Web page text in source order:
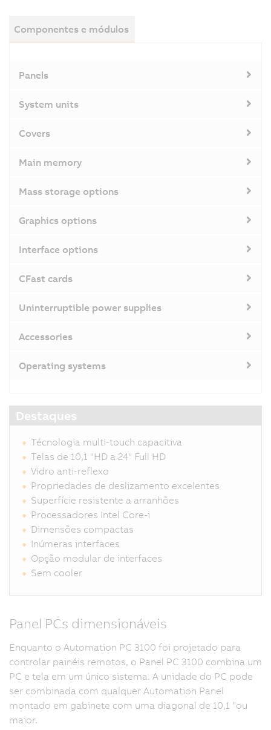
Componentes e módulos
Panels
System units
Covers
Main memory
Mass storage options
Graphics options
Interface options
CFast cards
Uninterruptible power supplies
Accessories
Operating systems
Destaques
Técnologia multi-touch capacitiva
Telas de 10,1 "HD a 24" Full HD
Vidro anti-reflexo
Propriedades de deslizamento excelentes
Superfície resistente a arranhões
Processadores Intel Core-i
Dimensões compactas
Inúmeras interfaces
Opção modular de interfaces
Sem cooler
Panel PCs dimensionáveis
Enquanto o Automation PC 3100 foi projetado para
controlar painéis remotos, o Panel PC 3100 combina um
PC e tela em um único sistema. A unidade do PC pode
ser combinada com qualquer Automation Panel
montado em gabinete com uma diagonal de 10,1 "ou
maior.